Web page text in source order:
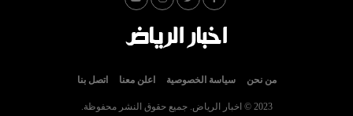
من نحن سياسة الخصوصية اعلن معنا اتصل بنا
2023 © اخبار الرياض. جميع حقوق النشر محفوظة.